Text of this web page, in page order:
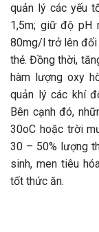
quản lý các yếu
1,5m; giữ độ pH
80mg/l trở lên
thẻ. Đồng thời,
hàm lượng oxy
quản lý các khí
Bên cạnh đó,
30oC hoặc trời
30 – 50% lượng
sinh, men tiêu
tốt thức ăn.